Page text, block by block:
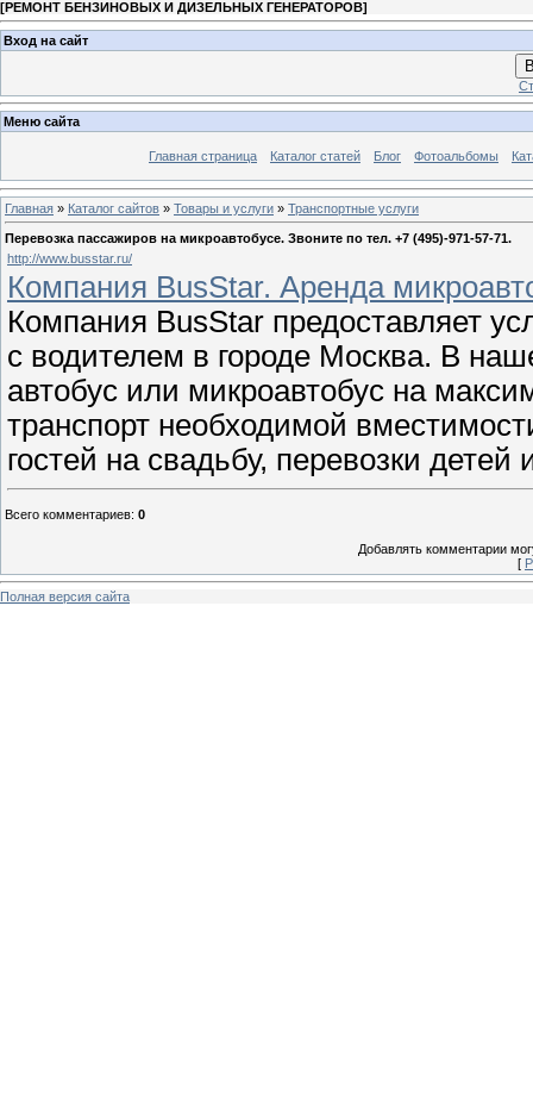
[РЕМОНТ БЕНЗИНОВЫХ И ДИЗЕЛЬНЫХ ГЕНЕРАТОРОВ]
Вход на сайт
Меню сайта
Главная страница Каталог статей Блог Фотоальбомы
Главная » Каталог сайтов » Товары и услуги » Транспортные услуги
Перевозка пассажиров на микроавтобусе. Звоните по тел. +7 (495)-971-57-71.
http://www.busstar.ru/
Компания BusStar. Аренда
Компания BusStar предоставляет
с водителем в городе Москва. В
автобус или микроавтобус на
транспорт необходимой
гостей на свадьбу, перевозки детей
Всего комментариев: 0
Добавлять комментарии
[
Полная версия сайта